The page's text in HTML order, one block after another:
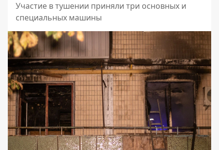
Участие в тушении приняли три основных и
специальных машины